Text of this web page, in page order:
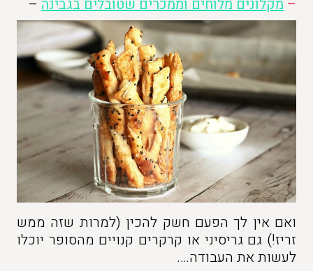
– מקלונים מלוחים וממכרים שטובלים בגבינה –
ואם אין לך הפעם חשק להכין (למרות שזה ממש
זריז!) גם גריסיני או קרקרים קנויים מהסופר יוכלו
לעשות את העבודה….